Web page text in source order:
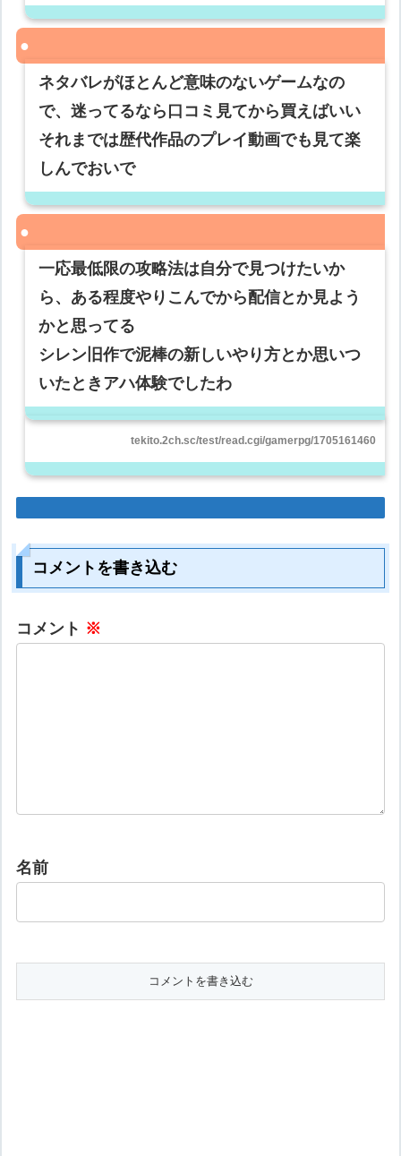
ネタバレがほとんど意味のないゲームなの
で、迷ってるなら口コミ見てから買えばいい
それまでは歴代作品のプレイ動画でも見て楽
しんでおいで
一応最低限の攻略法は自分で見つけたいか
ら、ある程度やりこんでから配信とか見よう
かと思ってる
シレン旧作で泥棒の新しいやり方とか思いつ
いたときアハ体験でしたわ
tekito.2ch.sc/test/read.cgi/gamerpg/1705161460
コメントを書き込む
コメント ※
名前